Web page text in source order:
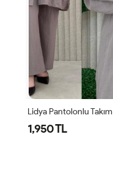
Lidya Pantolonlu Takım
1,950 TL